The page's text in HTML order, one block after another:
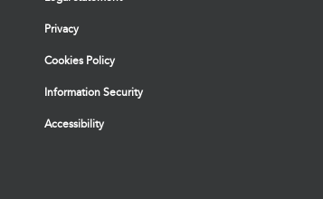
Privacy
Cookies Policy
Information Security
Accessibility